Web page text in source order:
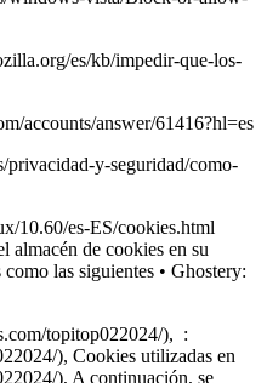
es/kb/impedir-que-los-
accounts/answer/61416?hl=es
privacidad-y-seguridad/como-
10.60/es-ES/cookies.html
almacén de cookies en su
las siguientes • Ghostery:
topitop022024/), :
), Cookies utilizadas en
), A continuación, se